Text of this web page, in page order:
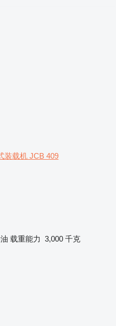
装载机 JCB 409
载重能力 3,000 千克